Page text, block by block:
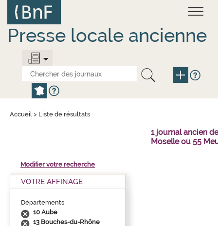
contenu
principal
Presse locale ancienne
Accueil > Liste de résultats
1 journal ancien
Moselle ou 55
Modifier votre recherche
VOTRE AFFINAGE
Départements
10 Aube
13 Bouches-du-Rhône
Panneau de gestion des cookies